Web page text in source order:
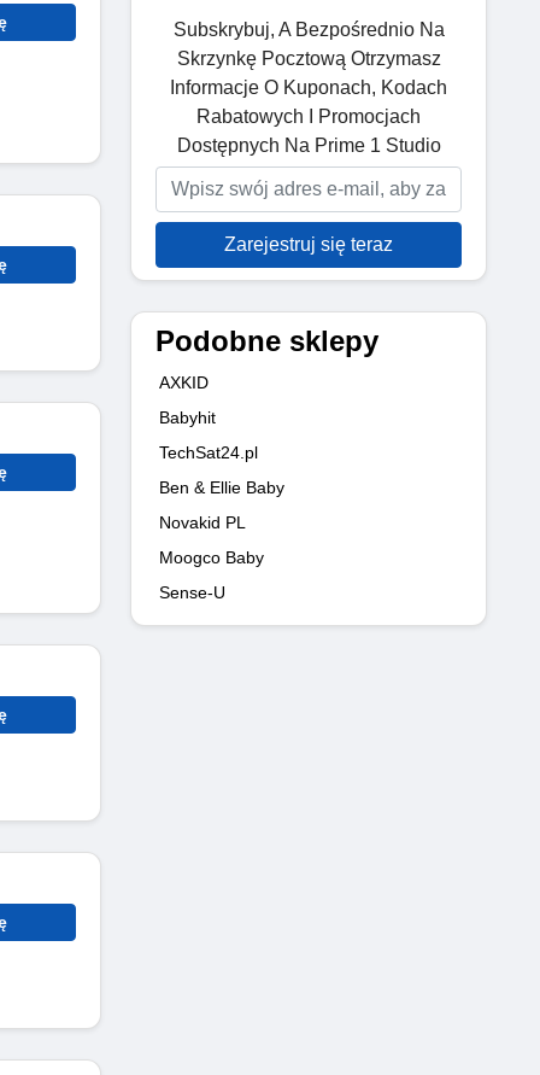
Subskrybuj, A Bezpośrednio Na
Skrzynkę Pocztową Otrzymasz
Informacje O Kuponach, Kodach
Rabatowych I Promocjach
Dostępnych Na Prime 1 Studio
Zarejestruj się teraz
Podobne sklepy
AXKID
Babyhit
TechSat24.pl
Ben & Ellie Baby
Novakid PL
Moogco Baby
Sense-U